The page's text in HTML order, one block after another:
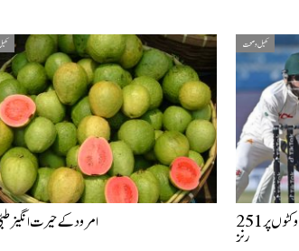
امرود کے حیرت انگیز
کھیل و صحت
کراچی ٹیسٹ کا پہلا روز ختم، آسٹریلیا کے 3 وکٹوں پر 251
رنز